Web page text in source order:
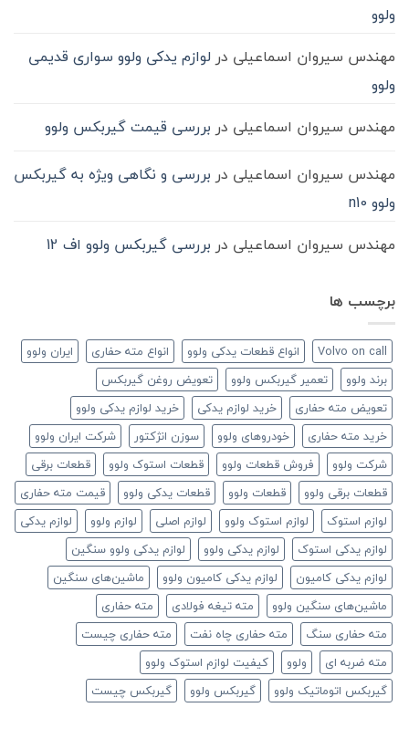
ولوو
مهندس سیروان اسماعیلی در لوازم یدکی ولوو سواری قدیمی
ولوو
مهندس سیروان اسماعیلی در بررسی قیمت گیربکس ولوو
مهندس سیروان اسماعیلی در بررسی و نگاهی ویژه به گیربکس
ولوو n10
مهندس سیروان اسماعیلی در بررسی گیربکس ولوو اف 12
برچسب ها
Volvo on call انواع قطعات یدکی ولوو انواع مته حفاری
ایران ولوو
برند ولوو
تعمیر گیربکس ولوو
تعویض روغن گیربکس
تعویض مته حفاری
خرید لوازم یدکی
خرید لوازم یدکی ولوو
خرید مته حفاری
خودروهای ولوو سوزن انژکتور
شرکت ایران ولوو
شرکت ولوو
فروش قطعات ولوو قطعات استوک ولوو
قطعات برقی
قطعات برقی ولوو
قطعات ولوو قطعات یدکی ولوو
قیمت مته حفاری
لوازم استوک
لوازم استوک ولوو لوازم اصلی لوازم ولوو
لوازم یدکی
لوازم یدکی استوک
لوازم یدکی ولوو
لوازم یدکی ولوو سنگین
لوازم یدکی کامیون
لوازم یدکی کامیون ولوو
ماشین‌های سنگین
ماشین‌های سنگین ولوو
مته تیغه فولادی
مته حفاری
مته حفاری سنگ
مته حفاری چاه نفت
مته حفاری چیست
مته ضربه ای
ولوو
کیفیت لوازم استوک ولوو
گیربکس اتوماتیک ولوو
گیربکس ولوو گیربکس چیست